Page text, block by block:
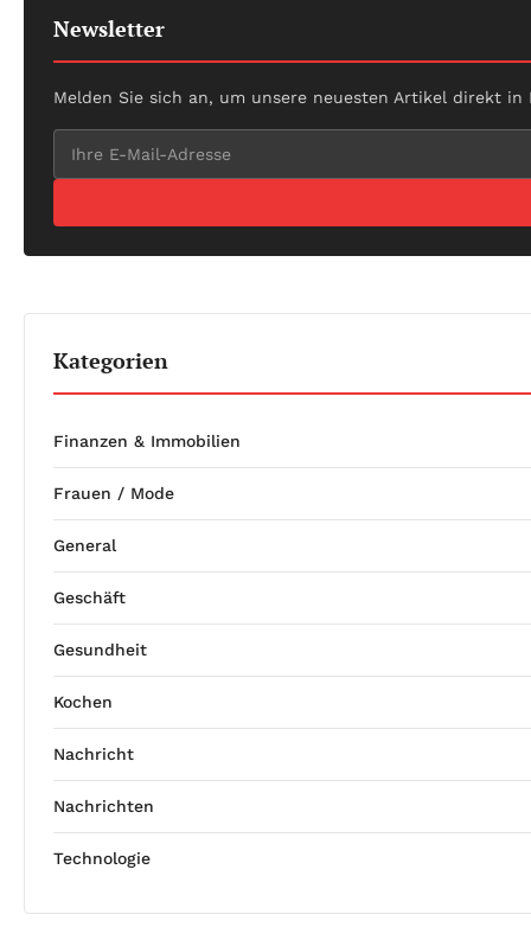
Newsletter
Melden Sie sich an, um unsere neuesten Artikel direkt
Kategorien
Finanzen & Immobilien
Frauen / Mode
General
Geschäft
Gesundheit
Kochen
Nachricht
Nachrichten
Technologie